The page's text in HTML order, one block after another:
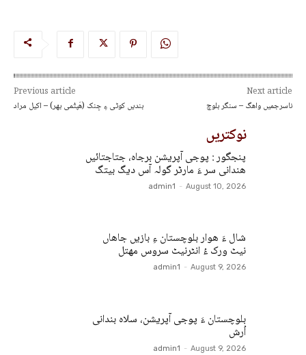
Previous article
بندیں کوٹی ءِ جِنک (ھَپتُمی بھر) – اکیل مراد
Next article
ناسرجمیں واھگ – سنگر بلوچ
نوکتریں
پنجگور : پوجی آپریشن برجاہ، جتاجتائیں
ھندانی سر ءَ مارٹر گولہ آس دیگ بیتگ
admin1 - August 10, 2026
شال ءَ ھوار بلوچستان ءِ بازیں جاھاں
نیٹ ورک ءُ انٹرنیٹ سروس مھتل
admin1 - August 9, 2026
بلوچستان ءَ پوجی آپریشن، سلاہ بندانی
اُرش
admin1 - August 9, 2026